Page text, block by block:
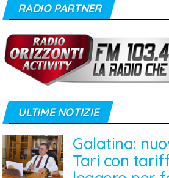
RADIO PARTNER
ULTIME NOTIZIE
Galatina:
Tari con